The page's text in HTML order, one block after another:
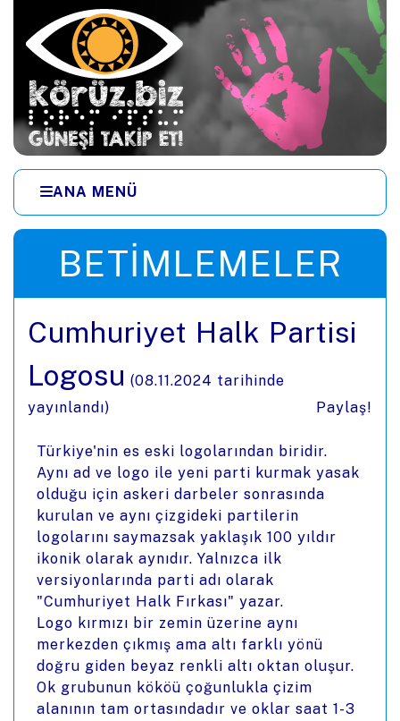
Ana içeriğe zıpla
ANA MENÜ
BETIMLEMELER
Cumhuriyet Halk Partisi
Logosu (08.11.2024 tarihinde
yayınlandı)
Paylaş!
Türkiye'nin es eski logolarından biridir.
Aynı ad ve logo ile yeni parti kurmak yasak
olduğu için askeri darbeler sonrasında
kurulan ve aynı çizgideki partilerin
logolarını saymazsak yaklaşık 100 yıldır
ikonik olarak aynıdır. Yalnızca ilk
versiyonlarında parti adı olarak
"Cumhuriyet Halk Fırkası" yazar.
Logo kırmızı bir zemin üzerine aynı
merkezden çıkmış ama altı farklı yönü
doğru giden beyaz renkli altı oktan oluşur.
Ok grubunun kököü çoğunlukla çizim
alanının tam ortasındadır ve oklar saat 1-3
Menüye zıpla